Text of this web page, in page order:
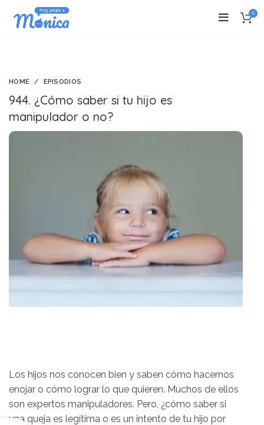
0
HOME EPISODIOS
944. ¿Cómo saber si tu hijo es
manipulador o no?
Los hijos nos conocen bien y saben cómo hacernos
enojar o cómo lograr lo que quieren. Muchos de ellos
son expertos manipuladores. Pero, ¿cómo saber si
una queja es legítima o es un intento de tu hijo por